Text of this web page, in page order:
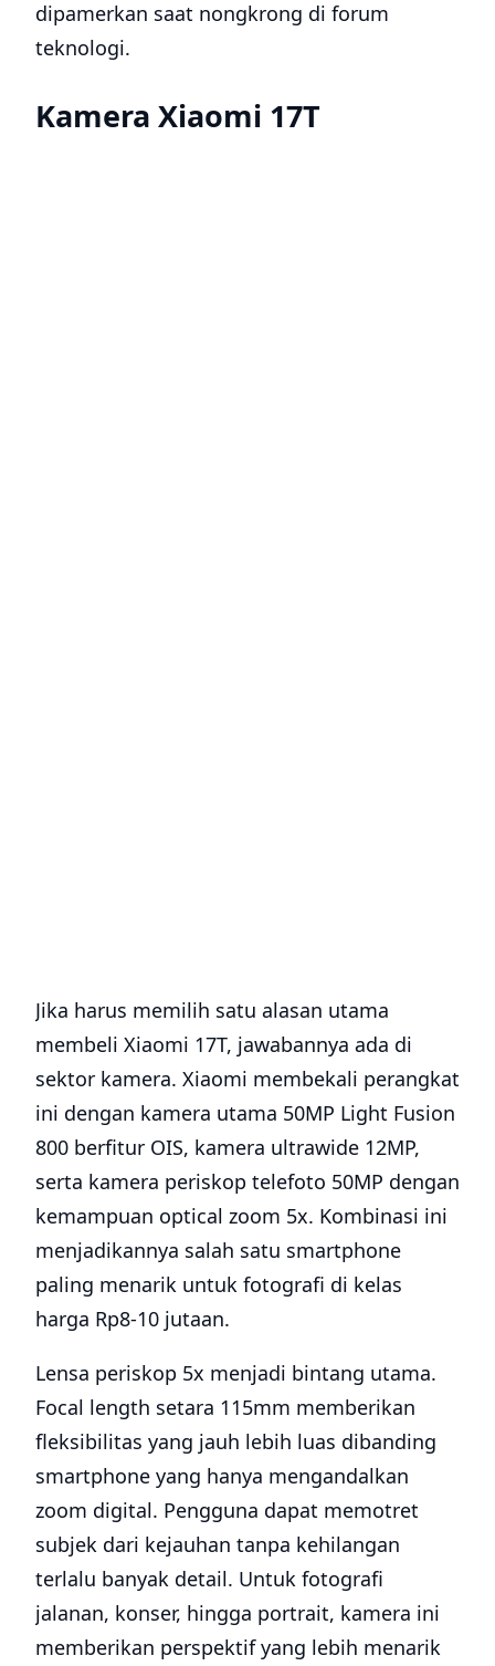
dipamerkan saat nongkrong di forum
teknologi.
Kamera Xiaomi 17T
Jika harus memilih satu alasan utama
membeli Xiaomi 17T, jawabannya ada di
sektor kamera. Xiaomi membekali perangkat
ini dengan kamera utama 50MP Light Fusion
800 berfitur OIS, kamera ultrawide 12MP,
serta kamera periskop telefoto 50MP dengan
kemampuan optical zoom 5x. Kombinasi ini
menjadikannya salah satu smartphone
paling menarik untuk fotografi di kelas
harga Rp8-10 jutaan.
Lensa periskop 5x menjadi bintang utama.
Focal length setara 115mm memberikan
fleksibilitas yang jauh lebih luas dibanding
smartphone yang hanya mengandalkan
zoom digital. Pengguna dapat memotret
subjek dari kejauhan tanpa kehilangan
terlalu banyak detail. Untuk fotografi
jalanan, konser, hingga portrait, kamera ini
memberikan perspektif yang lebih menarik